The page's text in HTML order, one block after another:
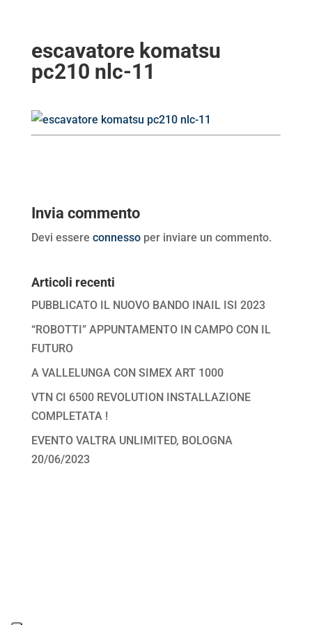
escavatore komatsu
pc210 nlc-11
Invia commento
Devi essere connessoper inviare un commento.
Articoli recenti
PUBBLICATO IL NUOVO BANDO INAIL ISI 2023
“ROBOTTI” APPUNTAMENTO IN CAMPO CON IL
FUTURO
A VALLELUNGA CON SIMEX ART 1000
VTN CI 6500 REVOLUTION INSTALLAZIONE
COMPLETATA !
EVENTO VALTRA UNLIMITED, BOLOGNA
20/06/2023